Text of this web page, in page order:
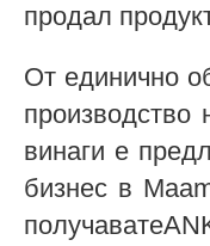
продал
От единично
производство
винаги е
бизнес в